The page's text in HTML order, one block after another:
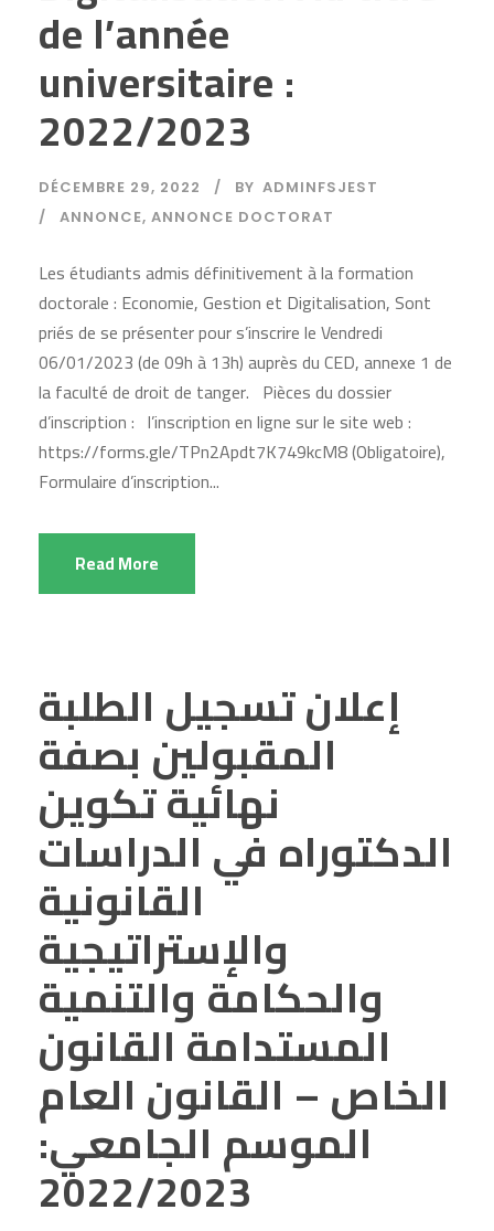
de l’année
universitaire :
2022/2023
DÉCEMBRE 29, 2022 BY ADMINFSJEST
ANNONCE, ANNONCE DOCTORAT
Les étudiants admis définitivement à la formation
doctorale : Economie, Gestion et Digitalisation, Sont
priés de se présenter pour s’inscrire le Vendredi
06/01/2023 (de 09h à 13h) auprès du CED, annexe 1 de
la faculté de droit de tanger. Pièces du dossier
d’inscription : l’inscription en ligne sur le site web :
https://forms.gle/TPn2Apdt7K749kcM8 (Obligatoire),
Formulaire d’inscription...
Read More
إعلان تسجيل الطلبة
المقبولين بصفة
نهائية تكوين
الدكتوراه في الدراسات
القانونية
والإستراتيجية
والحكامة والتنمية
المستدامة القانون
الخاص – القانون العام
الموسم الجامعي:
2022/2023